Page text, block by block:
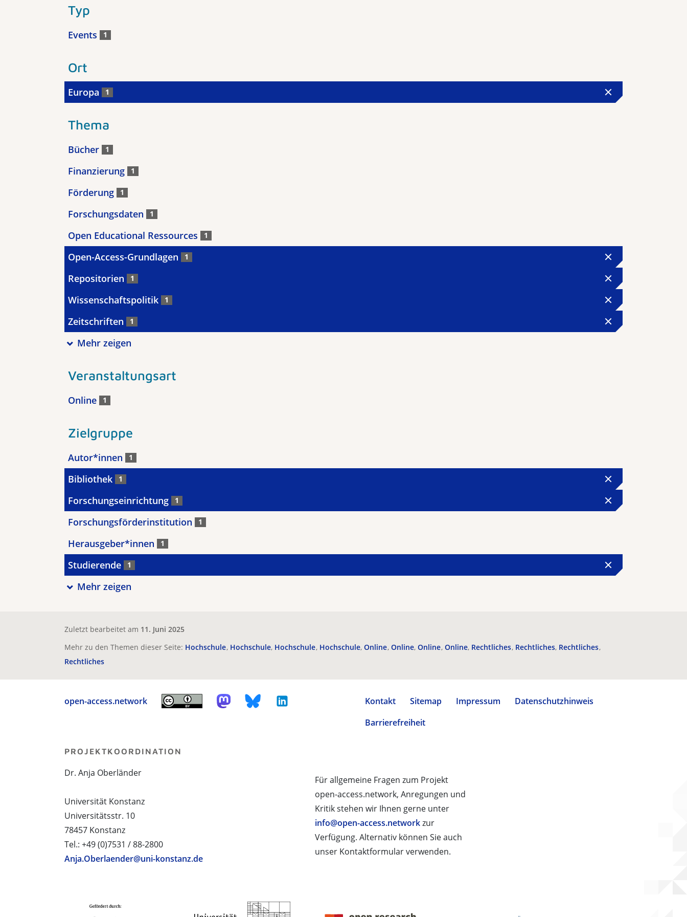
Typ
Events 1
Ort
Europa 1
Thema
Bücher 1
Finanzierung 1
Förderung 1
Forschungsdaten 1
Open Educational Ressources 1
Open-Access-Grundlagen 1
Repositorien 1
Wissenschaftspolitik 1
Zeitschriften 1
Mehr zeigen
Veranstaltungsart
Online 1
Zielgruppe
Autor*innen 1
Bibliothek 1
Forschungseinrichtung 1
Forschungsförderinstitution 1
Herausgeber*innen 1
Studierende 1
Mehr zeigen
Zuletzt bearbeitet am 11. Juni 2025
Mehr zu den Themen dieser Seite: Hochschule Hochschule Hochschule Hochschule Online Online Online Online Rechtliches Rechtliches Rechtliches
Rechtliches
open-access.network Kontakt Sitemap Impressum
Datenschutzhinweis
Barrierefreiheit
Für allgemeine Fragen zum Projekt
open-access.network, Anregungen und
Kritik stehen wir Ihnen gerne unter
info@open-access.networkzur
Verfügung. Alternativ können Sie auch
unser Kontaktformular verwenden.
PROJEKTKOORDINATION
Dr. Anja Oberländer
Universität Konstanz
Universitätsstr. 10
78457 Konstanz
Tel.: +49 (0)7531 / 88-2800
Anja.Oberlaender@uni-konstanz.de